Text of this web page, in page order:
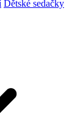
Dětské sedačky